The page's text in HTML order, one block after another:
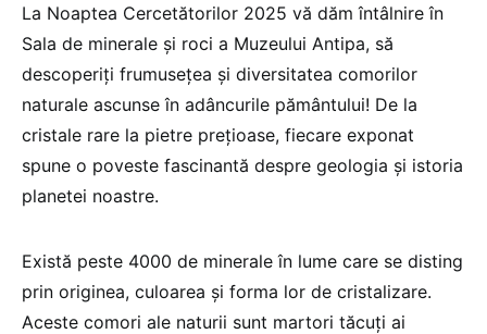
La Noaptea Cercetătorilor 2025 vă dăm întâlnire în
Sala de minerale şi roci a Muzeului Antipa, să
descoperiți frumusețea și diversitatea comorilor
naturale ascunse în adâncurile pământului! De la
cristale rare la pietre prețioase, fiecare exponat
spune o poveste fascinantă despre geologia și istoria
planetei noastre.
Există peste 4000 de minerale în lume care se disting
prin originea, culoarea şi forma lor de cristalizare.
Aceste comori ale naturii sunt martori tăcuți ai